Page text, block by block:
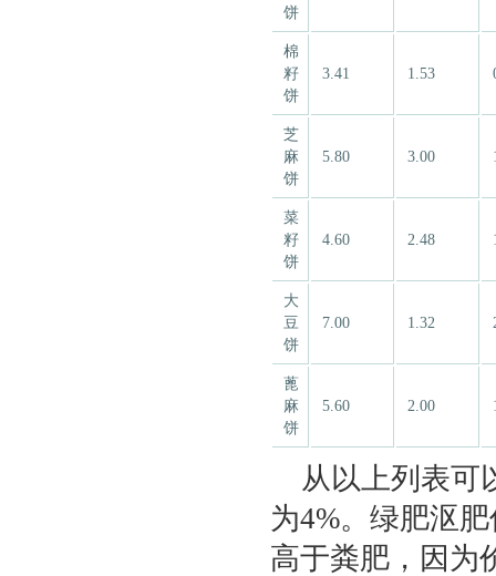
饼
棉
籽
饼
3.41 1.53
芝
麻
饼
5.80 3.00
菜
籽
饼
4.60 2.48
大
豆
饼
7.00 1.32
蓖
麻
饼
5.60 2.00
从以上列表可
为4%。绿肥沤
高于粪肥，因为